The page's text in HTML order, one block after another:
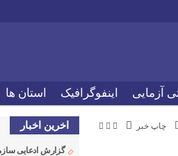
آزمایی اینفوگرافیک استان ها
چاپ خبر اخرین اخبار
گزارش ادعایی